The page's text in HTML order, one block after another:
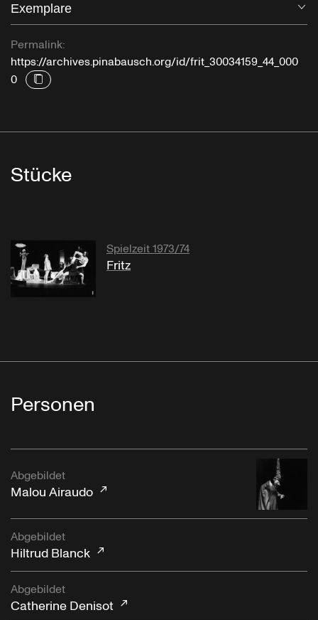
Exemplare
Permalink:
https://archives.pinabausch.org/id/frit_30034159_44_000
0
Stücke
Spielzeit 1973/74
Fritz
Personen
Abgebildet
Malou Airaudo
Abgebildet
Hiltrud Blanck
Abgebildet
Catherine Denisot